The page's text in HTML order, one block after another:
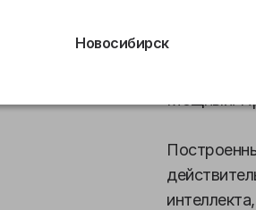
камера Теле-фото камера
Мощный.
Новосибирск